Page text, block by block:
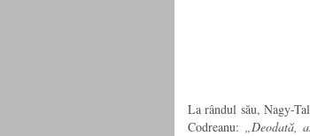
La rândul său, Nagy-
Codreanu: „Deodată,